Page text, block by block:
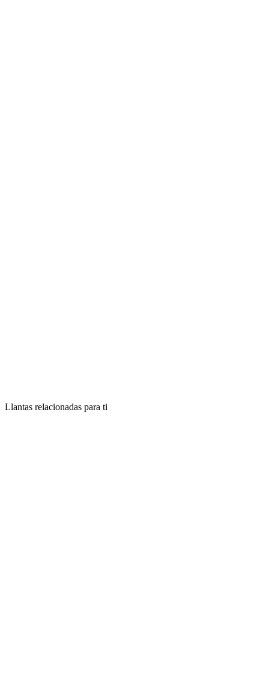
Llantas relacionadas para ti